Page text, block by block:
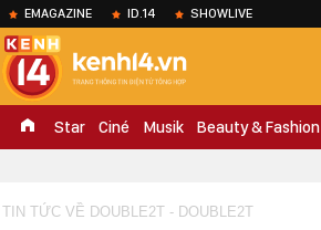
EMAGAZINE ID.14 SHOWLIVE
Star Ciné Musik Beauty & Fashion
TIN TỨC VỀ DOUBLE2T - DOUBLE2T